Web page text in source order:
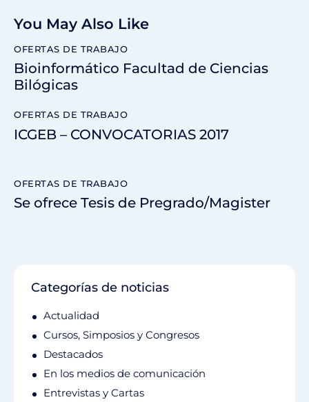
You May Also Like
OFERTAS DE TRABAJO
Bioinformático Facultad de Ciencias
Bilógicas
OFERTAS DE TRABAJO
ICGEB – CONVOCATORIAS 2017
OFERTAS DE TRABAJO
Se ofrece Tesis de Pregrado/Magister
Categorías de noticias
Actualidad
Cursos, Simposios y Congresos
Destacados
En los medios de comunicación
Entrevistas y Cartas